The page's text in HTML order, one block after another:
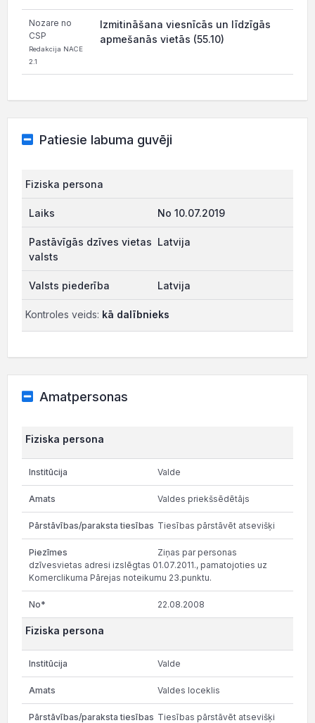
Nozare no
CSP
Redakcija NACE
2.1
Izmitināšana viesnīcās un līdzīgās
apmešanās vietās (55.10)
Patiesie labuma guvēji
Fiziska persona
No 10.07.2019
Latvija
Latvija
Kontroles veids: kā dalībnieks
Amatpersonas
Fiziska persona
Valde
Valdes priekšsēdētājs
Tiesības pārstāvēt atsevišķi
Ziņas par personas
dzīvesvietas adresi izslēgtas 01.07.2011., pamatojoties uz
Komerclikuma Pārejas noteikumu 23.punktu.
22.08.2008
Fiziska persona
Valde
Valdes loceklis
Tiesības pārstāvēt atsevišķi